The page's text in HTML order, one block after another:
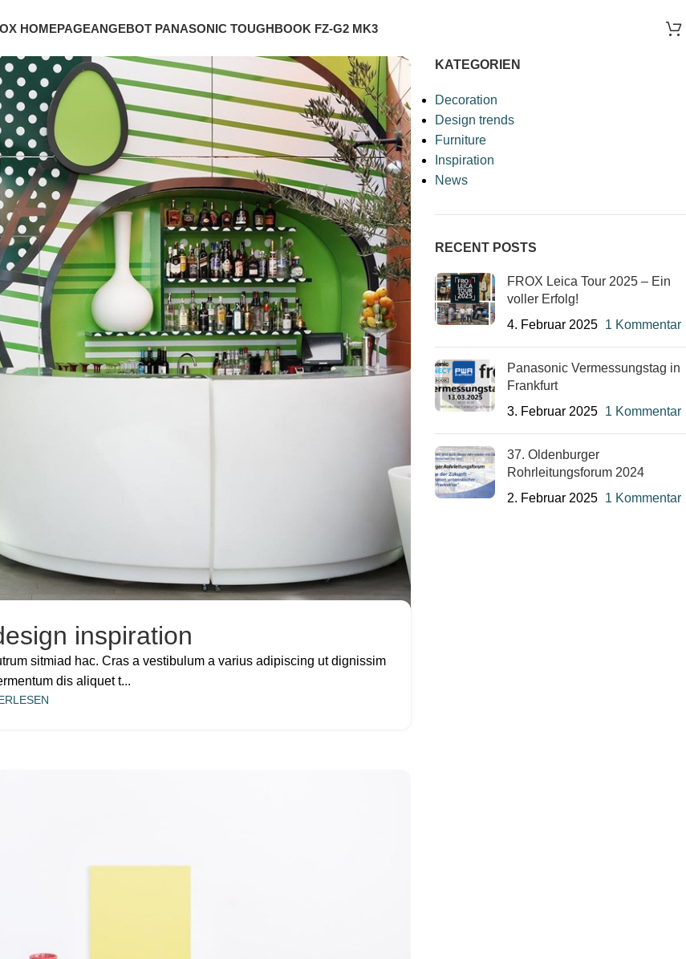
HOMEPAGEANGEBOT PANASONIC TOUGHBOOK FZ-G2 MK3
inspiration
sitmiad hac. Cras a vestibulum a varius adipiscing ut dignissim
dis aliquet t...
KATEGORIEN
Decoration
Design trends
Furniture
Inspiration
News
RECENT POSTS
FROX Leica Tour 2025 – Ein
voller Erfolg!
4. Februar 2025
1 Kommentar
Panasonic Vermessungstag in
Frankfurt
3. Februar 2025
1 Kommentar
37. Oldenburger
Rohrleitungsforum 2024
2. Februar 2025
1 Kommentar